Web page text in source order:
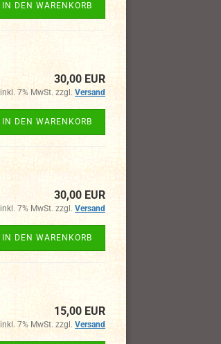
IN DEN WARENKORB
30,00 EUR
inkl. 7% MwSt. zzgl. Versand
IN DEN WARENKORB
30,00 EUR
inkl. 7% MwSt. zzgl. Versand
IN DEN WARENKORB
15,00 EUR
inkl. 7% MwSt. zzgl. Versand